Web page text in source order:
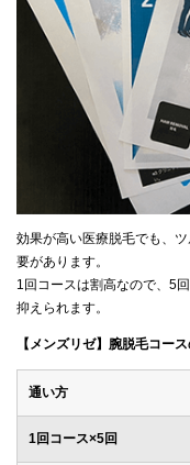
効果が高い医療脱毛でも、
要があります。
1回コースは割高なので、5
抑えられます。
【メンズリゼ】腕脱毛コー
通い方
1回コース×5回